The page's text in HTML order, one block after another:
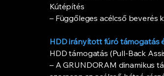
Kútépítés
– Függőleges acélcső beverés
HDD irányított fúró támogatás
HDD támogatás (Pull-Back
– A GRUNDORAM dinamikus